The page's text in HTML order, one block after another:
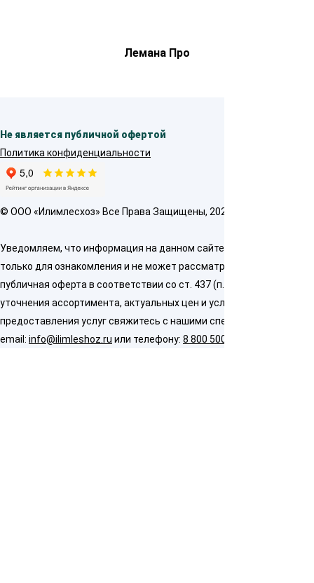
Лемана Про
Не является публичной офертой
Политика конфиденциальности
© OOO «Илимлесхоз» Все Права Защищены, 2026
Уведомляем, что информация на данном сайте предназначена
только для ознакомления и не может рассматриваться как
публичная оферта в соответствии со ст. 437 (п. 2) ГК РФ. Для
уточнения ассортимента, актуальных цен и условий
предоставления услуг свяжитесь с нашими специалистами по
email: info@ilimleshoz.ru или телефону: 8 800 500 5437